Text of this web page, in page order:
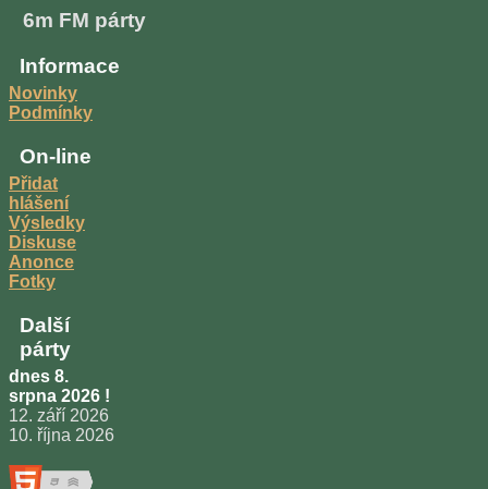
6m FM párty
Informace
Novinky
Podmínky
On-line
Přidat
hlášení
Výsledky
Diskuse
Anonce
Fotky
Další
párty
dnes 8.
srpna 2026 !
12. září 2026
10. října 2026